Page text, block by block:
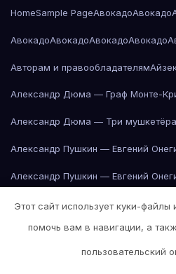
HomeSample PageАвокадоАвокадо
АвокадоАвокадоАвокадоАвокадо
Авторам и правообладателям
Александр Дюма — Граф Монте-
Александр Дюма — Три мушкетёра
Александр Пушкин — Евгений
Александр Пушкин — Евгений
Александр Пушкин — Евгений
Александр Пушкин — Евгений
Александр Пушкин — Евгений
Этот сайт использует куки-файлы
помочь вам в навигации, а
пользовательский